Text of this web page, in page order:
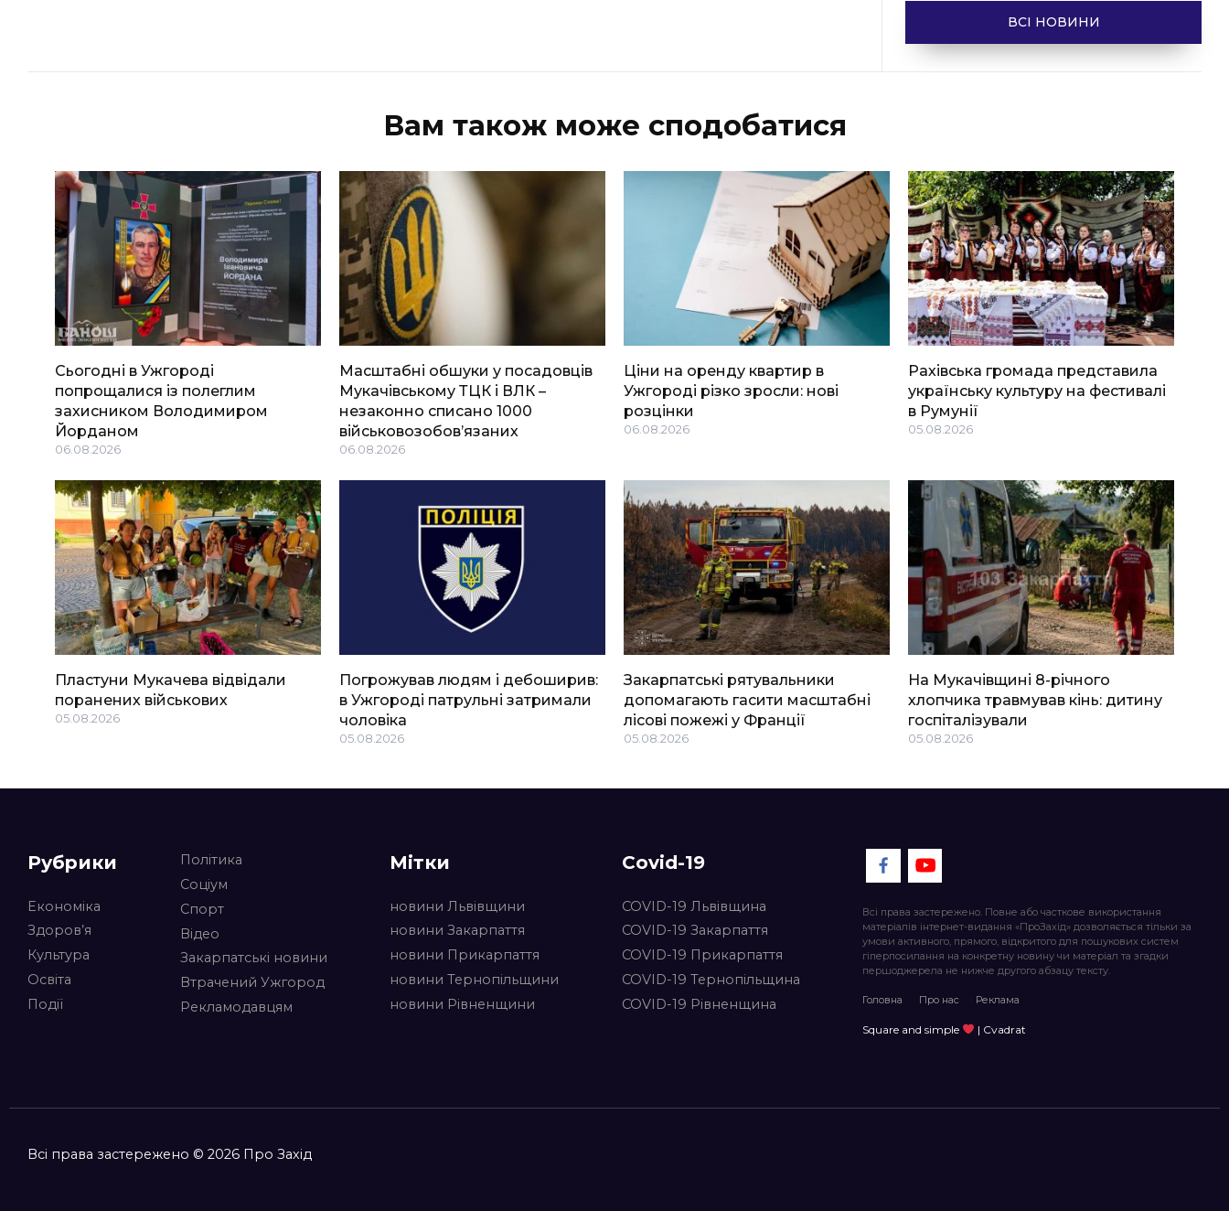
ВСІ НОВИНИ
Вам також може сподобатися
Сьогодні в Ужгороді
попрощалися із полеглим
захисником Володимиром
Йорданом
06.08.2026
Масштабні обшуки у посадовців
Мукачівському ТЦК і ВЛК –
незаконно списано 1000
військовозобов’язаних
06.08.2026
Ціни на оренду квартир в
Ужгороді різко зросли: нові
розцінки
06.08.2026
Рахівська громада представила
українську культуру на фестивалі
в Румунії
05.08.2026
Пластуни Мукачева відвідали
поранених військових
05.08.2026
Погрожував людям і дебоширив:
в Ужгороді патрульні затримали
чоловіка
05.08.2026
Закарпатські рятувальники
допомагають гасити масштабні
лісові пожежі у Франції
05.08.2026
На Мукачівщині 8-річного
хлопчика травмував кінь: дитину
госпіталізували
05.08.2026
Рубрики
Економіка
Здоров’я
Культура
Освіта
Події
Політика
Соціум
Спорт
Відео
Закарпатські новини
Втрачений Ужгород
Рекламодавцям
Мітки
новини Львівщини
новини Закарпаття
новини Прикарпаття
новини Тернопільщини
новини Рівненщини
Covid-19
COVID-19 Львівщина
COVID-19 Закарпаття
COVID-19 Прикарпаття
COVID-19 Тернопільщина
COVID-19 Рівненщина
Всі права застережено. Повне або часткове використання
матеріалів інтернет-видання «ПроЗахід» дозволяється тільки за
умови активного, прямого, відкритого для пошукових систем
гіперпосилання на конкретну новину чи матеріал та згадки
першоджерела не нижче другого абзацу тексту.
Головна Про нас Реклама
Square and simple | Cvadrat
Всі права застережено © 2026 Про Захід